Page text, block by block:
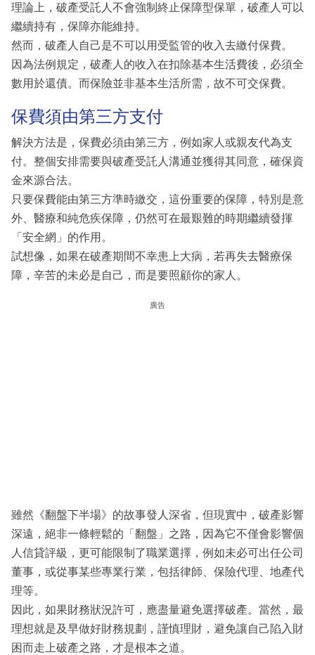
理論上，破產受託人不會強制終止保障型保單，破產人可以
繼續持有，保障亦能維持。
然而，破產人自己是不可以用受監管的收入去繳付保費。
因為法例規定，破產人的收入在扣除基本生活費後，必須全
數用於還債。而保險並非基本生活所需，故不可交保費。
保費須由第三方支付
解決方法是，保費必須由第三方，例如家人或親友代為支
付。整個安排需要與破產受託人溝通並獲得其同意，確保資
金來源合法。
只要保費能由第三方準時繳交，這份重要的保障，特別是意
外、醫療和純危疾保障，仍然可在最艱難的時期繼續發揮
「安全網」的作用。
試想像，如果在破產期間不幸患上大病，若再失去醫療保
障，辛苦的未必是自己，而是要照顧你的家人。
廣告
雖然《翻盤下半場》的故事發人深省，但現實中，破產影響
深遠，絕非一條輕鬆的「翻盤」之路，因為它不僅會影響個
人信貸評級，更可能限制了職業選擇，例如未必可出任公司
董事，或從事某些專業行業，包括律師、保險代理、地產代
理等。
因此，如果財務狀況許可，應盡量避免選擇破產。當然，最
理想就是及早做好財務規劃，謹慎理財，避免讓自己陷入財
困而走上破產之路，才是根本之道。